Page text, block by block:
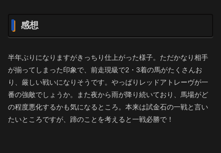
感想
半年ぶりになりますがきっちり仕上がった様子。ただかなり相手
が揃ってしまった印象で、前走現級で2・3着の馬がたくさんお
り、厳しい戦いになりそうです。やっぱりレッドアトレーヴが一
番の強敵でしょうか。また夜から雨が降り続いており、馬場がど
の程度悪化するかも気になるところ。本来は試金石の一戦と言い
たいところですが、蹄のことを考えると一戦必勝で！